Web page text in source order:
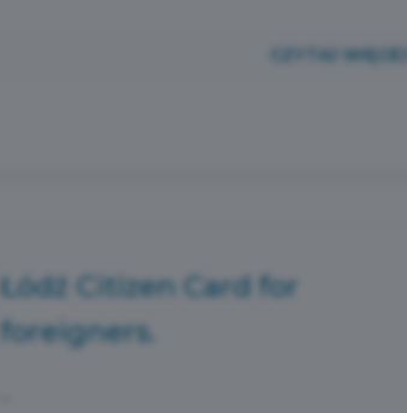
CZYTAJ WIĘCEJ
Łódź Citizen Card for
foreigners.